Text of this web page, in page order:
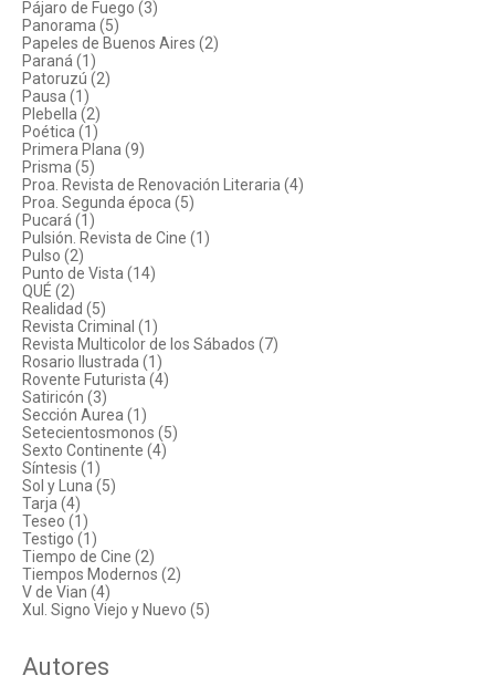
Pájaro de Fuego (3)
Panorama (5)
Papeles de Buenos Aires (2)
Paraná (1)
Patoruzú (2)
Pausa (1)
Plebella (2)
Poética (1)
Primera Plana (9)
Prisma (5)
Proa. Revista de Renovación Literaria (4)
Proa. Segunda época (5)
Pucará (1)
Pulsión. Revista de Cine (1)
Pulso (2)
Punto de Vista (14)
QUÉ (2)
Realidad (5)
Revista Criminal (1)
Revista Multicolor de los Sábados (7)
Rosario Ilustrada (1)
Rovente Futurista (4)
Satiricón (3)
Sección Aurea (1)
Setecientosmonos (5)
Sexto Continente (4)
Síntesis (1)
Sol y Luna (5)
Tarja (4)
Teseo (1)
Testigo (1)
Tiempo de Cine (2)
Tiempos Modernos (2)
V de Vian (4)
Xul. Signo Viejo y Nuevo (5)
Autores